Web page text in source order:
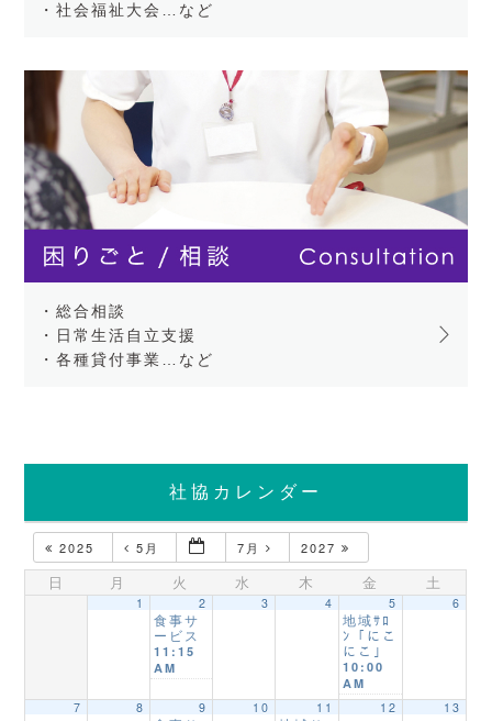
・社会福祉大会…など
・総合相談
・日常生活自立支援
・各種貸付事業…など
社協カレンダー
2025 5月 7月 2027
日 月 火 水 木 金 土
1 2
食事サ
ービス
11:15
AM
3 4 5
地域ｻﾛ
ﾝ「にこ
にこ」
10:00
AM
6
7 8 9 10 11 12 13